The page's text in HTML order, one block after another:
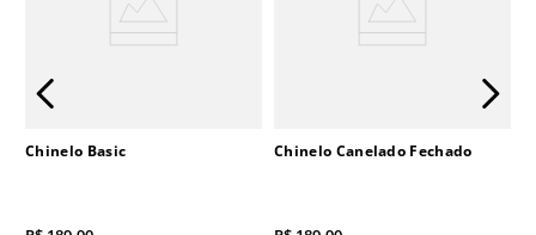
Chinelo Basic Chinelo Canelado Fechado